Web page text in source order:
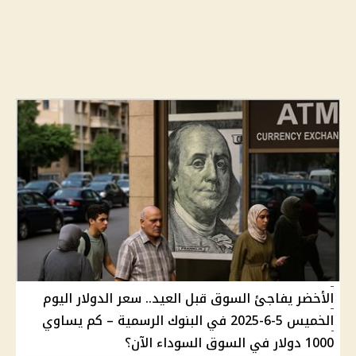
الأخضر يفاجئ السوق قبل العيد.. سعر الدولار اليوم
الخميس 5-6-2025 في البنوك الرسمية – كم يساوي
1000 دولار في السوق السوداء الآن؟